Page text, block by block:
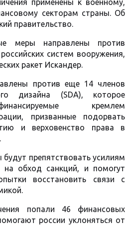
применены к военному,
секторам страны. Об
правительство.
меры направлены против
систем вооружения,
ракет Искандер.
против еще 14 членов
дизайна (SDA), которое
кремлем
призванные подорвать
и верховенство права в
препятствовать усилиям
на обход санкций, и помогут
восстановить связи с
попали 46 финансовых
россии уклоняться от